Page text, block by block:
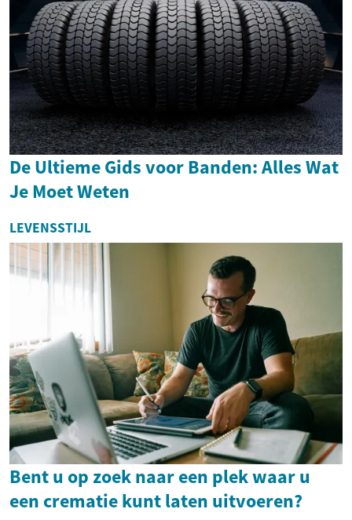
De Ultieme Gids voor Banden: Alles Wat
Je Moet Weten
LEVENSSTIJL
Bent u op zoek naar een plek waar u
een crematie kunt laten uitvoeren?